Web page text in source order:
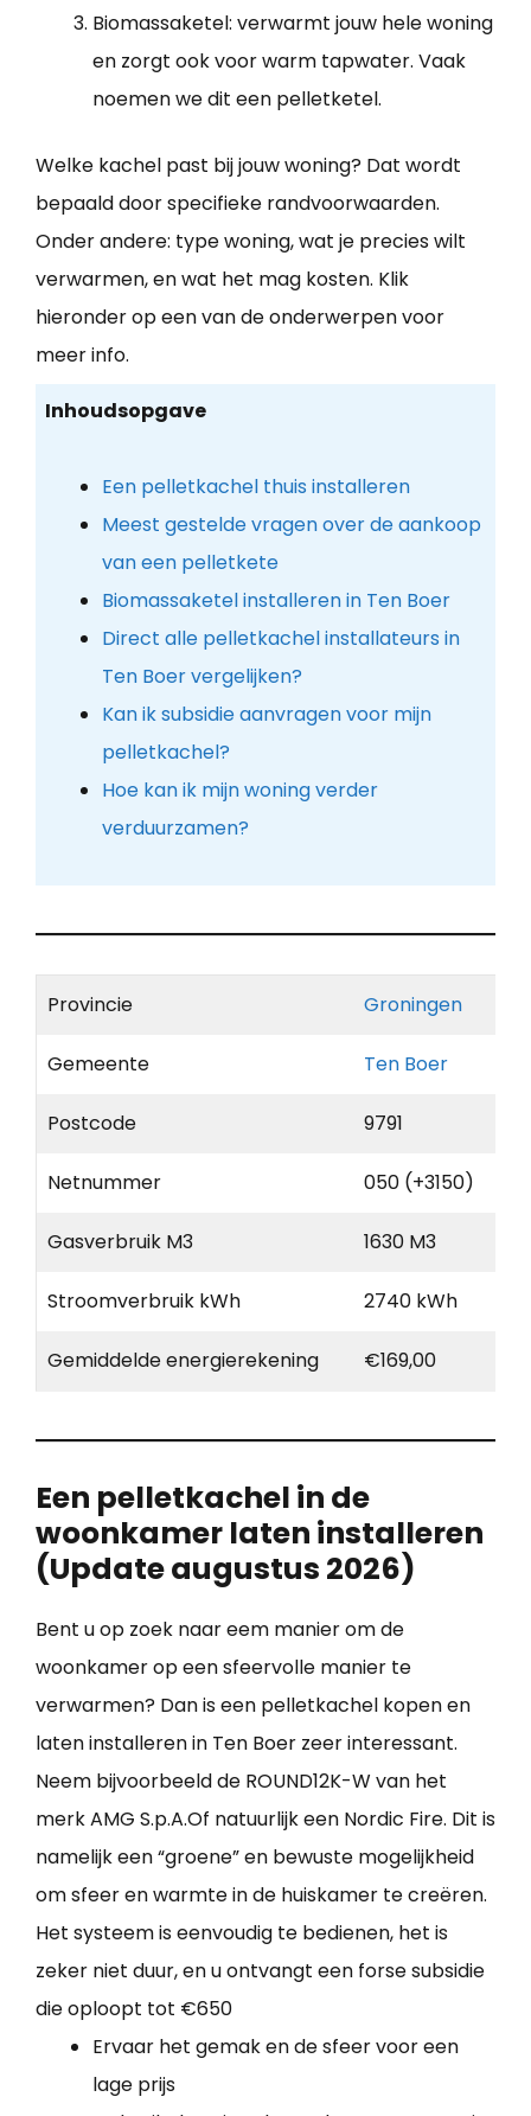
Biomassaketel: verwarmt jouw hele woning
en zorgt ook voor warm tapwater. Vaak
noemen we dit een pelletketel.
Welke kachel past bij jouw woning? Dat wordt
bepaald door specifieke randvoorwaarden.
Onder andere: type woning, wat je precies wilt
verwarmen, en wat het mag kosten. Klik
hieronder op een van de onderwerpen voor
meer info.
Inhoudsopgave
Een pelletkachel thuis installeren
Meest gestelde vragen over de aankoop
van een pelletkete
Biomassaketel installeren in Ten Boer
Direct alle pelletkachel installateurs in
Ten Boer vergelijken?
Kan ik subsidie aanvragen voor mijn
pelletkachel?
Hoe kan ik mijn woning verder
verduurzamen?
Provincie Groningen
Gemeente Ten Boer
Postcode 9791
Netnummer 050 (+3150)
Gasverbruik M3 1630 M3
Stroomverbruik kWh 2740 kWh
Gemiddelde energierekening €169,00
Een pelletkachel in de
woonkamer laten installeren
(Update augustus 2026)
Bent u op zoek naar eem manier om de
woonkamer op een sfeervolle manier te
verwarmen? Dan is een pelletkachel kopen en
laten installeren in Ten Boer zeer interessant.
Neem bijvoorbeeld de ROUND12K-W van het
merk AMG S.p.A.Of natuurlijk een Nordic Fire. Dit is
namelijk een “groene” en bewuste mogelijkheid
om sfeer en warmte in de huiskamer te creëren.
Het systeem is eenvoudig te bedienen, het is
zeker niet duur, en u ontvangt een forse subsidie
die oploopt tot €650
Ervaar het gemak en de sfeer voor een
lage prijs